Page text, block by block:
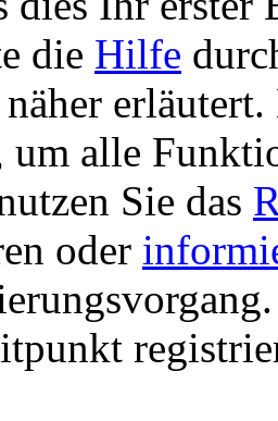
die Hilfe
um alle
Sie das
oder